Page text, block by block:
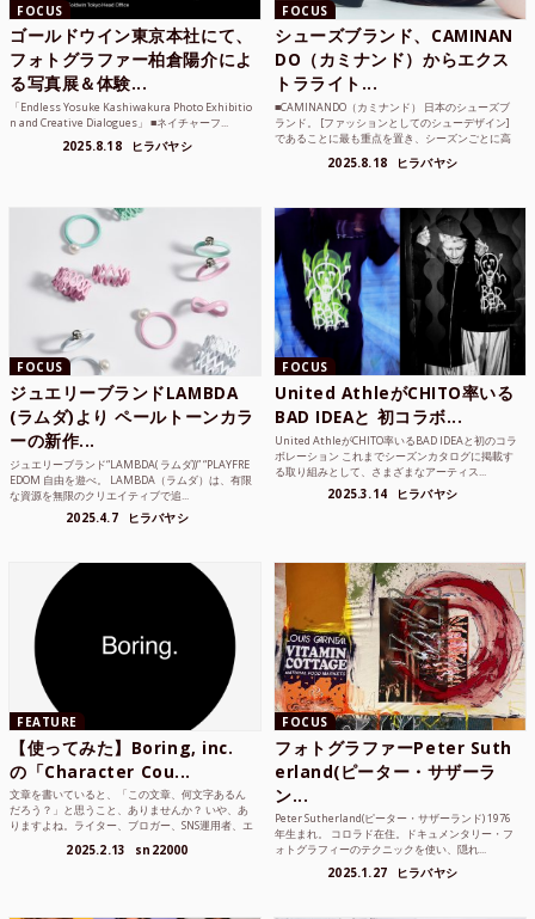
FOCUS
ゴールドウイン東京本社にて、
フォトグラファー柏倉陽介によ
る写真展＆体験...
「Endless Yosuke Kashiwakura Photo Exhibitio
n and Creative Dialogues」 ■ネイチャーフ...
2025.8.18 ヒラバヤシ
FOCUS
シューズブランド、CAMINAN
DO（カミナンド）からエクス
トラライト...
■CAMINANDO（カミナンド） 日本のシューズブ
ランド。 [ファッションとしてのシューデザイン]
であることに最も重点を置き、シーズンごとに高
2025.8.18 ヒラバヤシ
FOCUS
ジュエリーブランドLAMBDA
(ラムダ)より ペールトーンカラ
ーの新作...
ジュエリーブランド“LAMBDA( ラムダ))” “PLAYFRE
EDOM 自由を遊べ。 LAMBDA（ラムダ）は、有限
な資源を無限のクリエイティブで追...
2025.4.7 ヒラバヤシ
FOCUS
United AthleがCHITO率いる
BAD IDEAと 初コラボ...
United AthleがCHITO率いるBAD IDEAと初のコラ
ボレーション これまでシーズンカタログに掲載す
る取り組みとして、さまざまなアーティス...
2025.3.14 ヒラバヤシ
FEATURE
【使ってみた】Boring, inc.
の「Character Cou...
文章を書いていると、「この文章、何文字あるん
だろう？」と思うこと、ありませんか？ いや、あ
りますよね。ライター、ブロガー、SNS運用者、エ
2025.2.13 sn22000
FOCUS
フォトグラファーPeter Suth
erland(ピーター・サザーラ
ン...
Peter Sutherland(ピーター・サザーランド) 1976
年生まれ。 コロラド在住。ドキュメンタリー・フ
ォトグラフィーのテクニックを使い、隠れ...
2025.1.27 ヒラバヤシ